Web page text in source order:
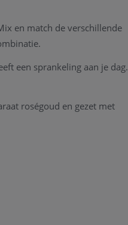
en match de verschillende
een sprankeling aan je dag.
roségoud en gezet met
winkel te Heist-op-den-